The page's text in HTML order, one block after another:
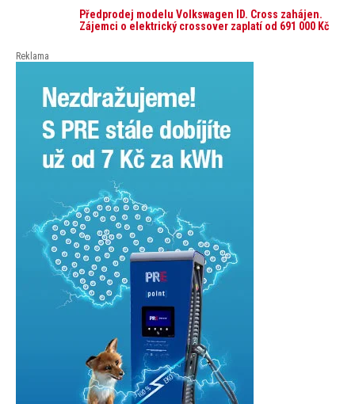
auto. Průměrná pořizovací cena vozu dosahuje 337
tisíc korun a průměrná financovaná částka
přesahuje 251 tisíc korun. Vyplývá to z dat Leasingu
Předprodej modelu Volkswagen ID. Cross zahájen.
Zájemci o elektrický crossover zaplatí od 691 000 Kč
Reklama